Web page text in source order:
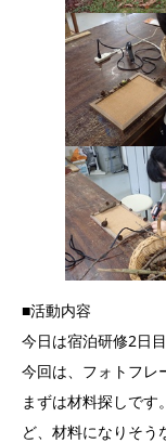
■活動内容
今日は宿泊研修2日目
今回は、フォトフレ
まずは材料探しで
ど、材料になりそう